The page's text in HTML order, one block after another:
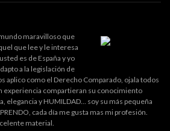
maravilloso que
que lee y le interesa
es de España y yo
a la legislación de
aplico como el Derecho Comparado, ojala todos
experiencia compartieran su conocimiento
elegancia y HUMILDAD... soy su más pequeña
cada día me gusta mas mi profesión.
material.